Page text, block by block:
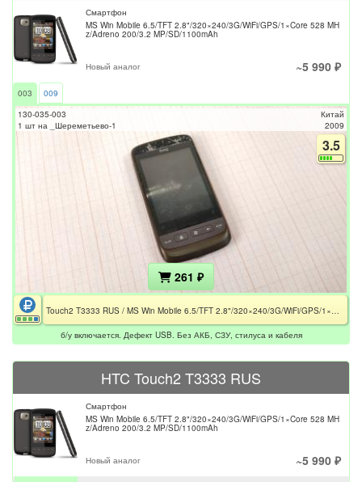
Смартфон
MS Win Mobile 6.5/TFT 2.8"/320×240/3G/WiFi/GPS/1×Core 528 MH
z/Adreno 200/3.2 MP/SD/1100mAh
Новый аналог ~5 990 ₽
003
009
130-035-003
1 шт на _Шереметьево-1
Китай
2009
3.5
261 ₽
б/у включается. Дефект USB. Без АКБ, СЗУ, стилуса и кабеля
HTC Touch2 T3333 RUS
Смартфон
MS Win Mobile 6.5/TFT 2.8"/320×240/3G/WiFi/GPS/1×Core 528 MH
z/Adreno 200/3.2 MP/SD/1100mAh
Новый аналог ~5 990 ₽